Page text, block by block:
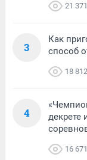
21 371
3
Как
способ
18 812
4
декрете
16 671